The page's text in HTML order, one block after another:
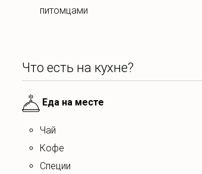
питомцами
Что есть на кухне?
Еда на месте
чай
кофе
специи